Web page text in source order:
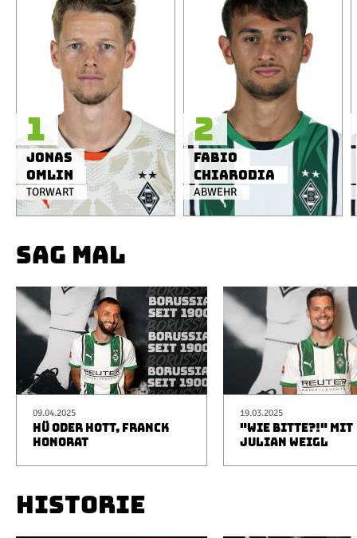
TORWART
Jonas
Omlin
1
ABWEHR
Fabio
Chiarodia
2
SAG MAL
09.04.2025
HÜ ODER HOTT, FRANCK
HONORAT
19.03.2025
"WIE BITTE?!" MIT
JULIAN WEIGL
HISTORIE